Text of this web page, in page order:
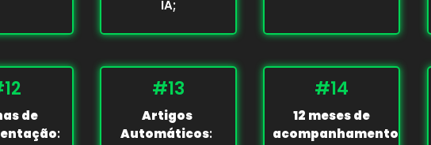
IA;
de
:
#13
Artigos
Automáticos:
#14
12 meses de
acompanhamento